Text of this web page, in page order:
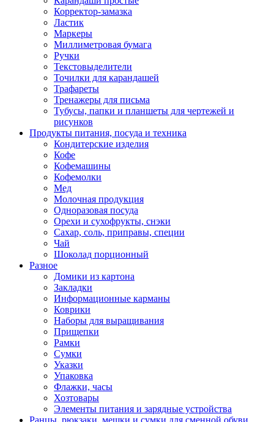
Корректор-замазка
Ластик
Маркеры
Миллиметровая бумага
Ручки
Текстовыделители
Точилки для карандашей
Трафареты
Тренажеры для письма
Тубусы, папки и планшеты для чертежей и
рисунков
Продукты питания, посуда и техника
Кондитерские изделия
Кофе
Кофемашины
Кофемолки
Мед
Молочная продукция
Одноразовая посуда
Орехи и сухофрукты, снэки
Сахар, соль, приправы, специи
Чай
Шоколад порционный
Разное
Домики из картона
Закладки
Информационные карманы
Коврики
Наборы для выращивания
Прищепки
Рамки
Сумки
Указки
Упаковка
Флажки, часы
Хозтовары
Элементы питания и зарядные устройства
Ранцы, рюкзаки, мешки и сумки для сменной обуви